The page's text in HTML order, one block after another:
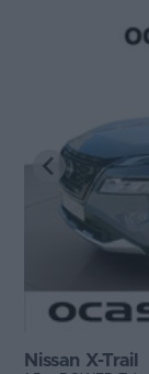
Nissan X-Trail